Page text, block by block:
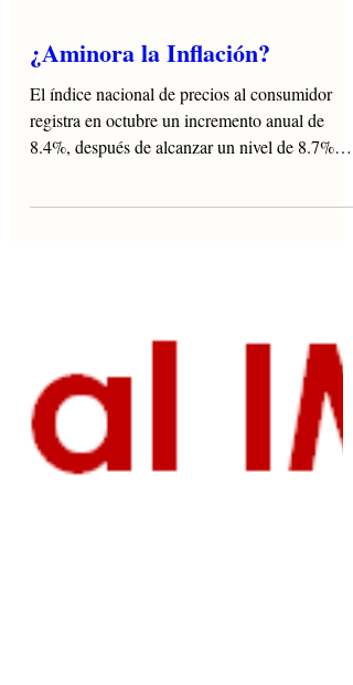
8.4%, después de alcanzar un nivel de 8.7%
en...